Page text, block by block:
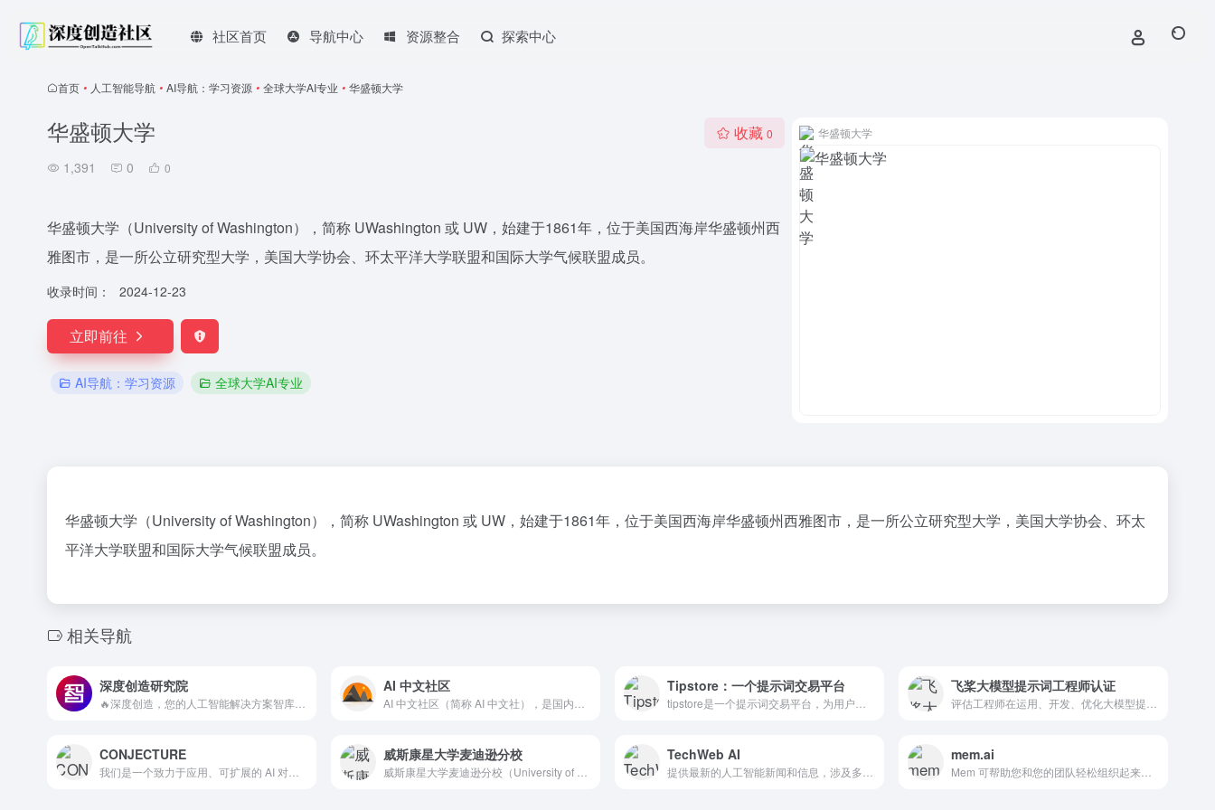
社区首页 导航中心 资源整合 探索中心
首页 • 人工智能导航 • AI导航：学习资源 • 全球大学AI专业 • 华盛顿大学
华盛顿大学
1,391 0 0
收藏 0
华盛顿大学（University of Washington），简称 UWashington 或 UW，始建于1861年，位于美国西海岸华盛顿州西
雅图市，是一所公立研究型大学，美国大学协会、环太平洋大学联盟和国际大学气候联盟成员。
收录时间： 2024-12-23
立即前往
AI导航：学习资源 全球大学AI专业
华盛顿大学
华盛顿大学（University of Washington），简称 UWashington 或 UW，始建于1861年，位于美国西海岸华盛顿州西雅图市，是一所公立研究型大学，美国大学协会、环太
平洋大学联盟和国际大学气候联盟成员。
相关导航
深度创造研究院 AI 中文社区 Tipstore：一个提示词交易平台 飞桨大模型提示词工程师认证
CONJECTURE 威斯康星大学麦迪逊分校 TechWeb AI mem.ai